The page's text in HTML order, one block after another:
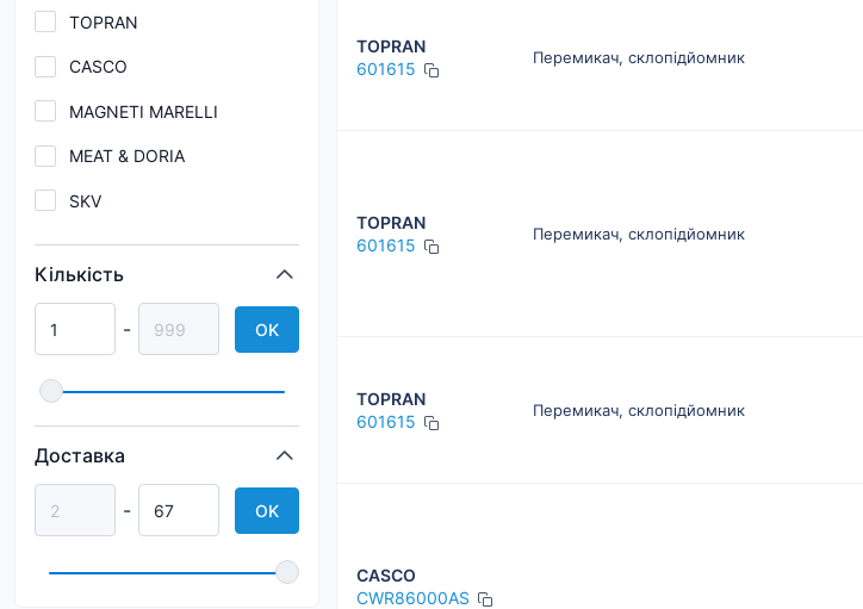
TOPRAN
CASCO
MAGNETI MARELLI
MEAT & DORIA
SKV
TOYOTA / LEXUS
Кількість
- OK
Доставка
- OK
TOPRAN
601615
Перемикач, склопідйомник
TOPRAN
601615
Перемикач, склопідйомник
TOPRAN
601615
Перемикач, склопідйомник
CASCO
CWR86000AS